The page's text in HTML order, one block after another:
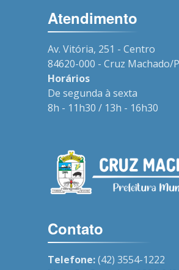
Atendimento
Av. Vitória, 251 - Centro
84620-000 - Cruz Machado/
Horários
De segunda à sexta
8h - 11h30 / 13h - 16h30
Contato
Telefone:(42) 3554-1222